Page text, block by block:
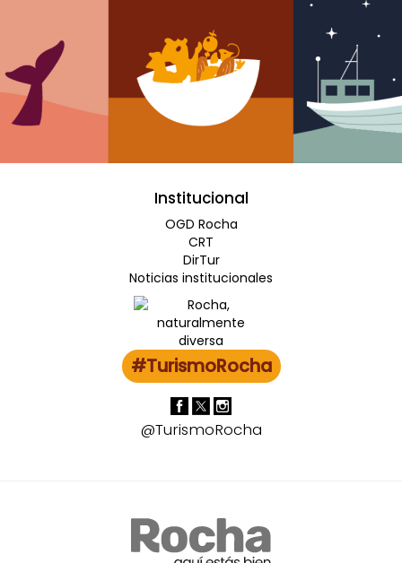
Institucional
OGD Rocha
CRT
DirTur
Noticias institucionales
#TurismoRocha
@TurismoRocha